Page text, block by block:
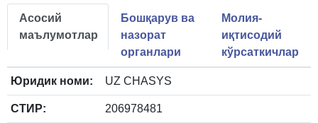
Асосий
маълумотлар
Бошқарув ва
назорат
органлари
Молия-
иқтисодий
кўрсаткичлар
Юридик номи: UZ CHASYS
СТИР: 206978481